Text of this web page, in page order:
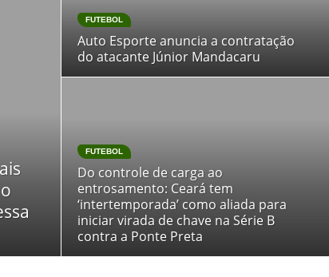
FUTEBOL
Auto Esporte anuncia a contratação
do atacante Júnior Mandacaru
FUTEBOL
Do controle de carga ao
entrosamento: Ceará tem
‘intertemporada’ como aliada para
iniciar virada de chave na Série B
contra a Ponte Preta